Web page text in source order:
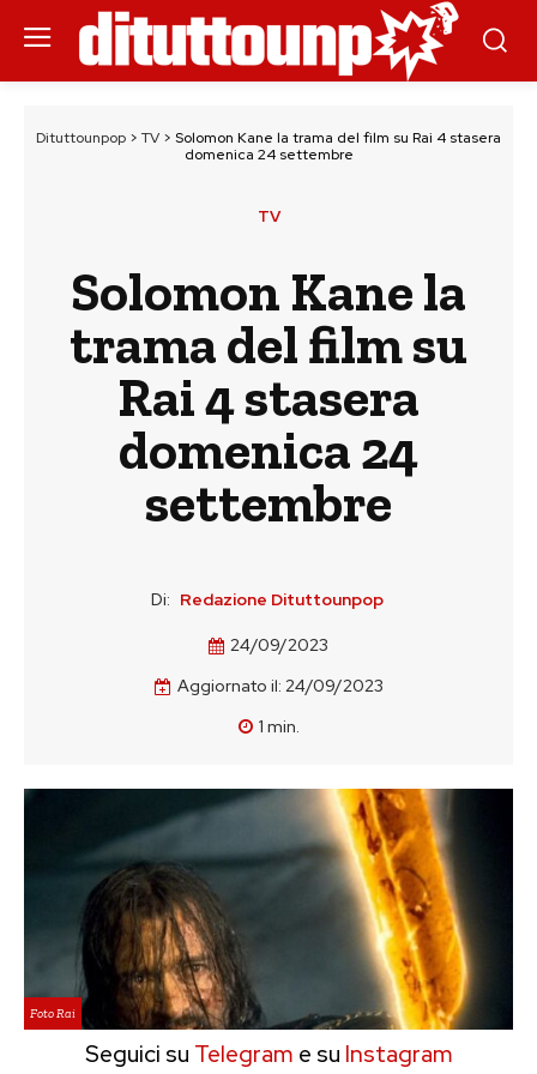
Dituttounpop > TV > Solomon Kane la trama del film su Rai 4 stasera
domenica 24 settembre
TV
Solomon Kane la
trama del film su
Rai 4 stasera
domenica 24
settembre
Di: Redazione Dituttounpop
24/09/2023
Aggiornato il: 24/09/2023
1 min.
Foto Rai
Seguici su Telegram e su Instagram